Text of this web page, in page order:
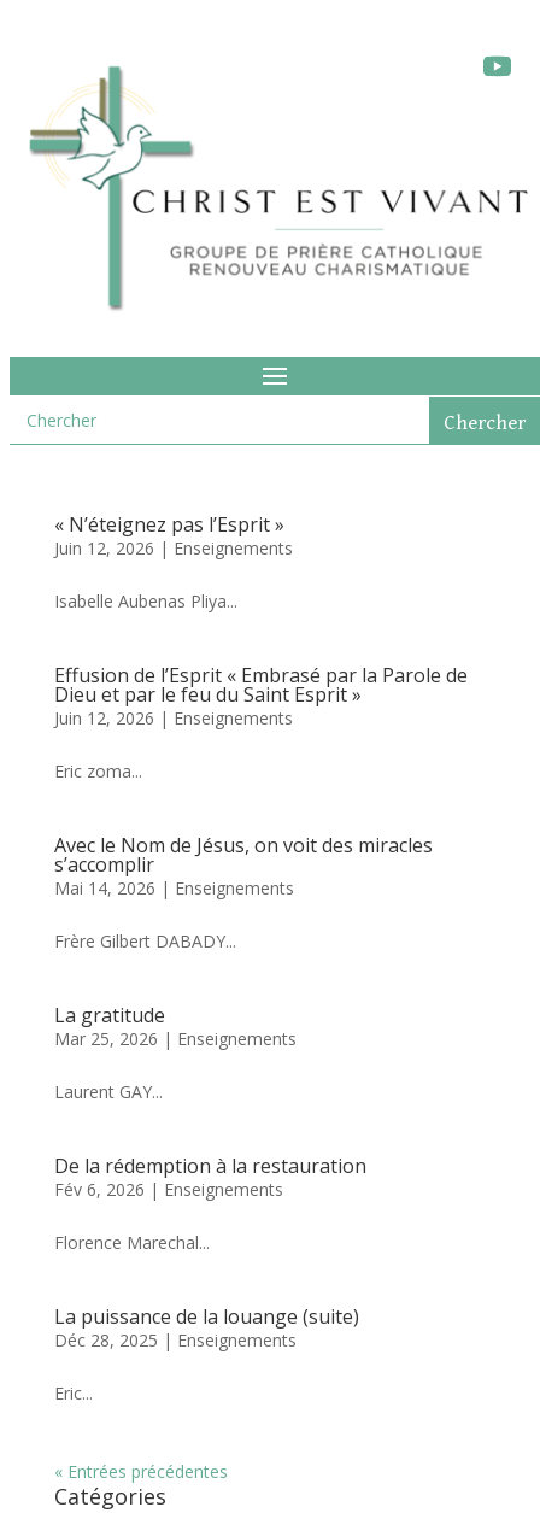
« N’éteignez pas l’Esprit »
Juin 12, 2026 | Enseignements
Isabelle Aubenas Pliya...
Effusion de l’Esprit « Embrasé par la Parole de
Dieu et par le feu du Saint Esprit »
Juin 12, 2026 | Enseignements
Eric zoma...
Avec le Nom de Jésus, on voit des miracles
s’accomplir
Mai 14, 2026 | Enseignements
Frère Gilbert DABADY...
La gratitude
Mar 25, 2026 | Enseignements
Laurent GAY...
De la rédemption à la restauration
Fév 6, 2026 | Enseignements
Florence Marechal...
La puissance de la louange (suite)
Déc 28, 2025 | Enseignements
Eric...
« Entrées précédentes
Catégories